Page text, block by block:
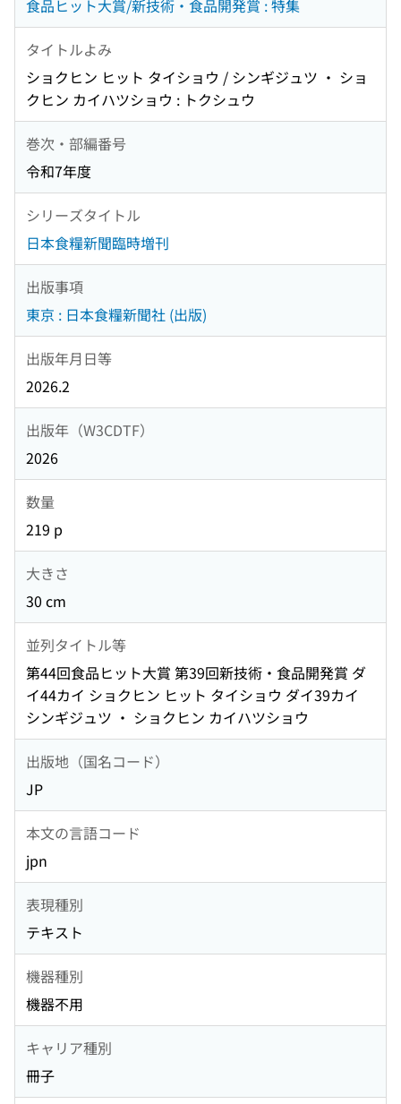
食品ヒット大賞/新技術・食品開発賞 : 特集
タイトルよみ
ショクヒン ヒット タイショウ / シンギジュツ ・ ショ
クヒン カイハツショウ : トクシュウ
巻次・部編番号
令和7年度
シリーズタイトル
日本食糧新聞臨時増刊
出版事項
東京 : 日本食糧新聞社 (出版)
出版年月日等
2026.2
出版年（W3CDTF）
2026
数量
219 p
大きさ
30 cm
並列タイトル等
第44回食品ヒット大賞 第39回新技術・食品開発賞 ダ
イ44カイ ショクヒン ヒット タイショウ ダイ39カイ
シンギジュツ ・ ショクヒン カイハツショウ
出版地（国名コード）
JP
本文の言語コード
jpn
表現種別
テキスト
機器種別
機器不用
キャリア種別
冊子